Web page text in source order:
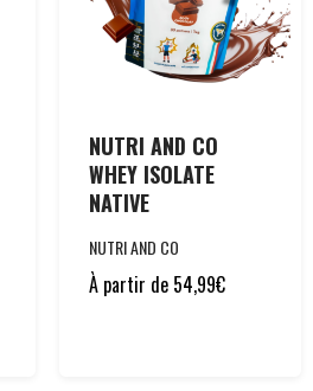
NUTRI AND CO
WHEY ISOLATE
NATIVE
NUTRI AND CO
À partir de 54,99€